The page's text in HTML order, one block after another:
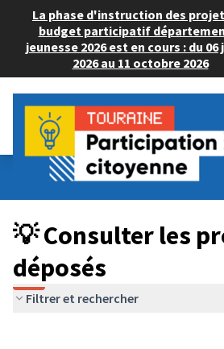
La phase d'instruction des
budget participatif
jeunesse 2026 est en cours : du
2026 au 11 octobre 2026
Budget Participatif JEUNESSE 2024
💡 Consulter les projets déposés
💡 Consulter les
déposés
Filtrer et rechercher